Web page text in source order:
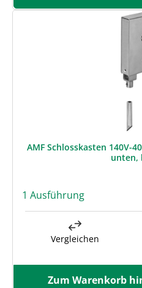
AMF Schlosskasten 140V-40ZW für Verriegelung nach
unten,
1 Ausführung
Vergleichen
Zum Warenkorb